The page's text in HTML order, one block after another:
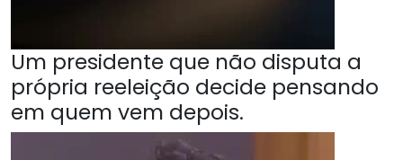
Um presidente que não disputa a
própria reeleição decide pensando
em quem vem depois.